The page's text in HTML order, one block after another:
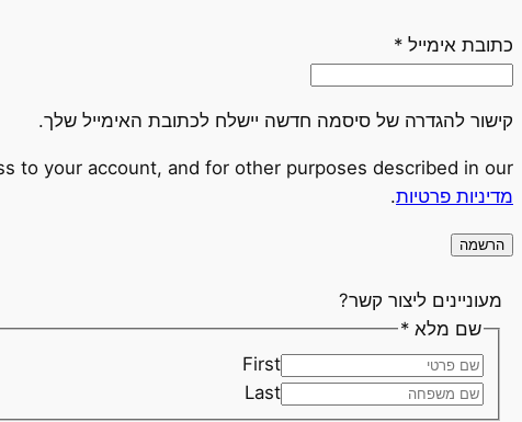
כתובת אימייל *
קישור להגדרה של סיסמה חדשה יישלח לכתובת האימייל שלך.
to your account, and for other purposes described in our
מדיניות פרטיות.
הרשמה
מעוניינים ליצור קשר?
שם מלא *
First
Last